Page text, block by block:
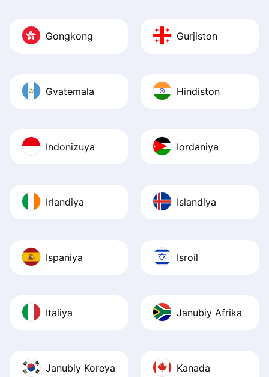
Gongkong Gurjiston
Gvatemala Hindiston
Indonizuya Iordaniya
Irlandiya Islandiya
Ispaniya Isroil
Italiya Janubiy Afrika
Janubiy Koreya Kanada